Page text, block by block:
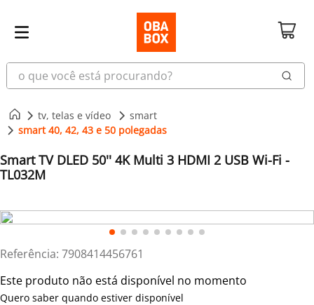
o que você está procurando?
tv, telas e vídeo
smart
smart 40, 42, 43 e 50 polegadas
Smart TV DLED 50'' 4K Multi 3 HDMI 2 USB Wi-Fi -
TL032M
Referência: 7908414456761
Este produto não está disponível no momento
Quero saber quando estiver disponível